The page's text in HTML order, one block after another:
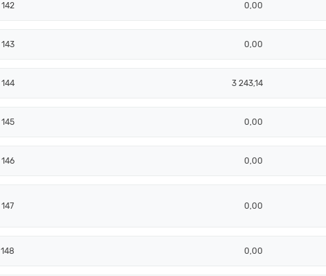
142 0,00
143 0,00
144 3 243,14
145 0,00
146 0,00
147 0,00
148 0,00